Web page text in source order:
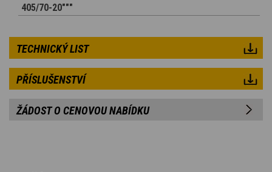
405/70-20"""
TECHNICKÝ LIST
PŘÍSLUŠENSTVÍ
ŽÁDOST O CENOVOU NABÍDKU